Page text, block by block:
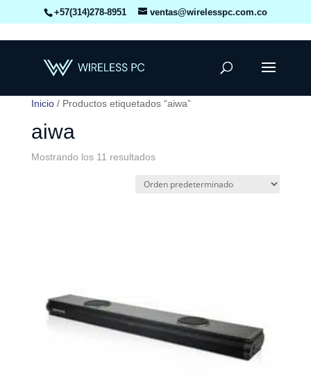
+57(314)278-8951 ventas@wirelesspc.com.co
Inicio/ Productos etiquetados “aiwa”
aiwa
Mostrando los 11 resultados